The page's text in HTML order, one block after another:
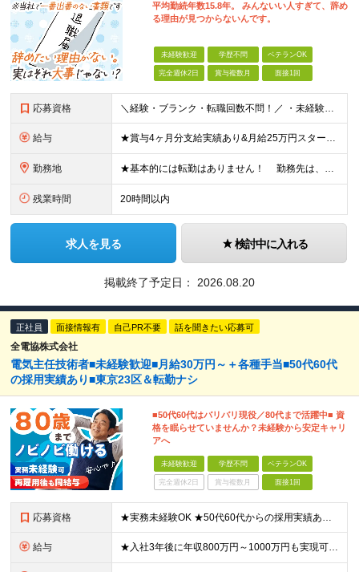
平均勤続年数15.8年。 みんないい人すぎて、辞め
る理由が見つからないんです。
未経験歓迎 学歴不問 ベテランOK
完全週休2日 賞与複数月 面接1回
応募資格 ＼経験・ブランク・転職回数不問！／ ・未経験・正社員デビュー歓迎 ・学歴不問
給与 ★賞与4ヶ月分支給実績あり&月給25万円スタート！ ＜2024年度から3万円月給アップ！＞ 月給25万円～+諸手当+賞与年2回 ※上記金額に残業代は含みません。超過分は別途全額支給します。 ※試用
勤務地 ★基本的には転勤はありません！ 勤務先は、希望とお住まい場所を考慮し相談のうえ決定します。 本社：東京都港区芝浦4丁目3番4号 田町きよたビル5F 成田営業所：千葉県成田市新田28-1 ※(
残業時間 20時間以内
求人を見る 検討中に入れる
掲載終了予定日： 2026.08.20
正社員 面接情報有 自己PR不要 話を聞きたい応募可
全電協株式会社
電気主任技術者■未経験歓迎■月給30万円～＋各種手当■50代60代
の採用実績あり■東京23区＆転勤ナシ
■50代60代はバリバリ現役／80代まで活躍中■ 資
格を眠らせていませんか？未経験から安定キャリ
アへ
未経験歓迎 学歴不問 ベテランOK
完全週休2日 賞与複数月 面接1回
応募資格 ★実務未経験OK ★50代60代からの採用実績あり（昨年実績） ★面接1回 ■電気主任技術者（第三種以上）をお持ちの方 ■学歴不問 ＼こんな想いを持った方にピッタリ／ 「資格は取得したが、実務経験
給与 ★入社3年後に年収800万円～1000万円も実現可 月給30万円以上＋各種手当 ※スキル・経験・能力を考慮して決定します。 ※残業代は別途全額支給いたします ※試用期間3カ月あり（給与・待遇に変更は